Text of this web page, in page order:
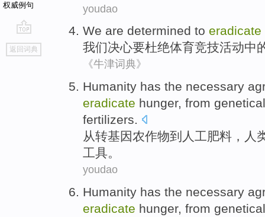
权威例句
go
top
返回词典
youdao
We are determined to eradicate
我们决心要杜绝体育竞技活动中
《牛津词典》
Humanity has the necessary
eradicate hunger, from
fertilizers.
从转基因农作物到 人工肥料 ， 人
工具。
youdao
Humanity has the necessary
eradicate hunger, from